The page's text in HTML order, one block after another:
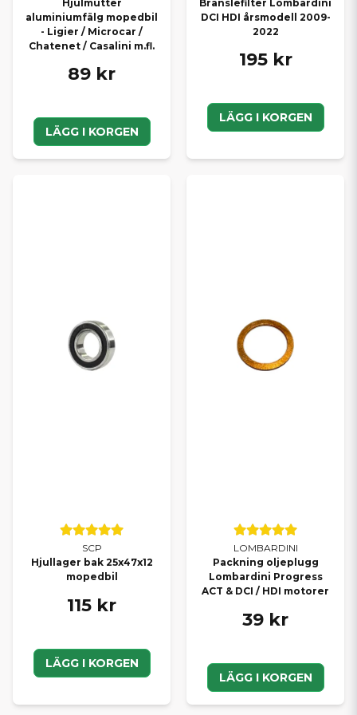
Hjulmutter
aluminiumfälg mopedbil
- Ligier / Microcar /
Chatenet / Casalini m.fl.
89 kr
LÄGG I KORGEN
Bränslefilter Lombardini
DCI HDI årsmodell 2009-
2022
195 kr
LÄGG I KORGEN
SCP
Hjullager bak 25x47x12
mopedbil
115 kr
LÄGG I KORGEN
LOMBARDINI
Packning oljeplugg
Lombardini Progress
ACT & DCI / HDI motorer
39 kr
LÄGG I KORGEN